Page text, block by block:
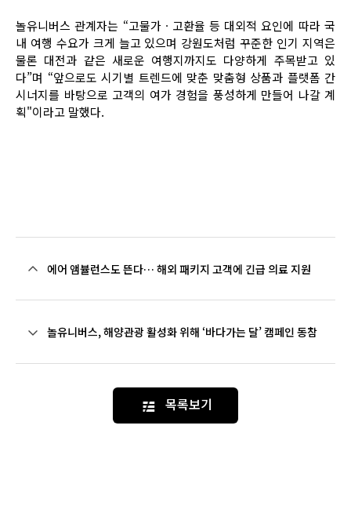
놀유니버스 관계자는 “고물가ㆍ고환율 등 대외적 요인에 따라 국
내 여행 수요가 크게 늘고 있으며 강원도처럼 꾸준한 인기 지역은
물론 대전과 같은 새로운 여행지까지도 다양하게 주목받고 있
다”며 “앞으로도 시기별 트렌드에 맞춘 맞춤형 상품과 플랫폼 간
시너지를 바탕으로 고객의 여가 경험을 풍성하게 만들어 나갈 계
획"이라고 말했다.
에어 앰뷸런스도 뜬다… 해외 패키지 고객에 긴급 의료 지원
놀유니버스, 해양관광 활성화 위해 ‘바다가는 달’ 캠페인 동참
목록보기